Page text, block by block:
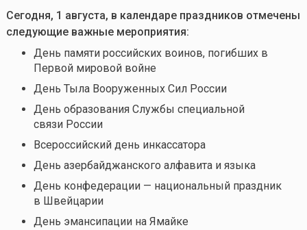
Сегодня, 1 августа, в календаре праздников отмечены
следующие важные мероприятия:
День памяти российских воинов, погибших в
Первой мировой войне
День Тыла Вооруженных Сил России
День образования Службы специальной
связи России
Всероссийский день инкассатора
День азербайджанского алфавита и языка
День конфедерации — национальный праздник
в Швейцарии
День эмансипации на Ямайке